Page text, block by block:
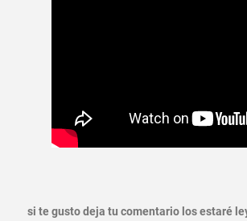
si te gusto deja tu comentario los estaré